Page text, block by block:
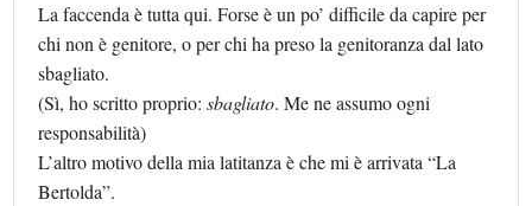
La faccenda è tutta qui. Forse è un po’ difficile da capire per
chi non è genitore, o per chi ha preso la genitoranza dal lato
sbagliato.
(Sì, ho scritto proprio:sbagliato. Me ne assumo ogni
responsabilità)
L’altro motivo della mia latitanza è che mi è arrivata “La
Bertolda”.